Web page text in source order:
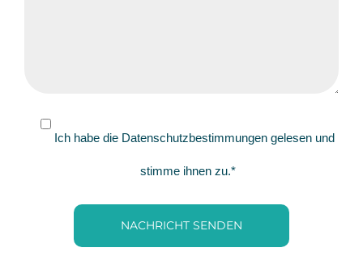
Ich habe die Datenschutzbestimmungen gelesen und
stimme ihnen zu.*